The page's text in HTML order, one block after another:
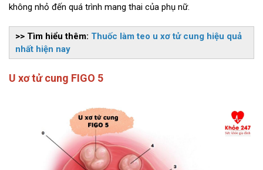
không nhỏ đến quá trình mang thai của phụ nữ.
>> Tìm hiểu thêm: Thuốc làm teo u xơ tử cung hiệu quả
nhất hiện nay
U xơ tử cung FIGO 5